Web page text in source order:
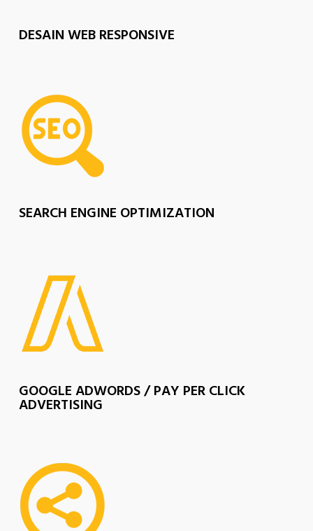
DESAIN WEB RESPONSIVE
SEARCH ENGINE OPTIMIZATION
GOOGLE ADWORDS / PAY PER CLICK
ADVERTISING